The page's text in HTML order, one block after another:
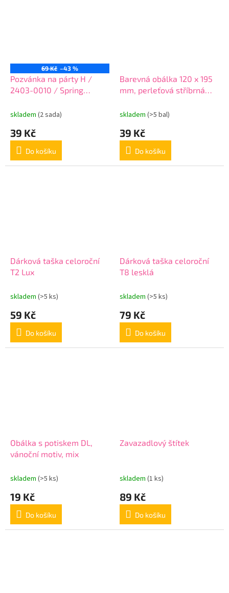
69 Kč –43 %
Pozvánka na párty H /
2403-0010 / Spring
skladem (2 sada)
39 Kč
Do košíku
Barevná obálka 120 x 195
mm, perleťová stříbrná
skladem (>5 bal)
39 Kč
Do košíku
Dárková taška celoroční
T2 Lux
skladem (>5 ks)
59 Kč
Do košíku
Dárková taška celoroční
T8 lesklá
skladem (>5 ks)
79 Kč
Do košíku
Obálka s potiskem DL,
vánoční motiv, mix
skladem (>5 ks)
19 Kč
Do košíku
Zavazadlový štítek
skladem (1 ks)
89 Kč
Do košíku